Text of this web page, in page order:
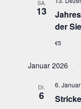
SA.
13
der
€5
Januar 2026
DI.
6
6.